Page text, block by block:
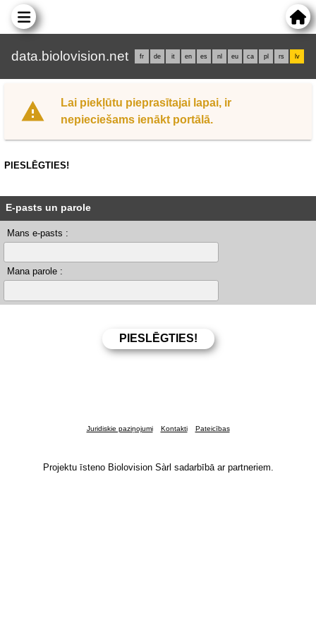
data.biolovision.net fr de it en es nl eu ca pl rs lv
Lai piekļūtu pieprasītajai lapai, ir
nepieciešams ienākt portālā.
PIESLĒGTIES!
E-pasts un parole
Mans e-pasts :
Mana parole :
Juridiskie paziņojumi Kontakti Pateicības
Projektu īsteno Biolovision Sàrl sadarbībā ar partneriem.